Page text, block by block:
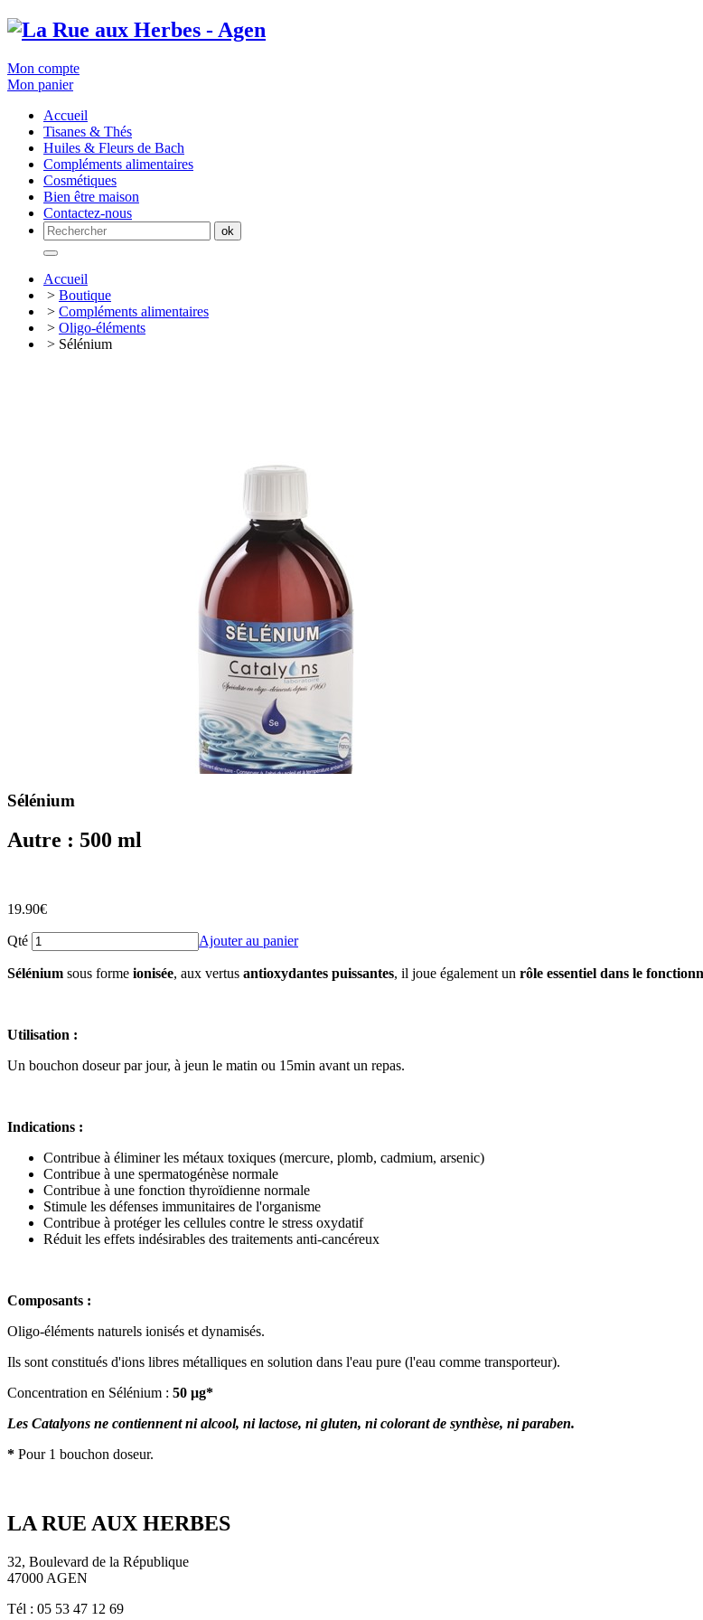
Mon compte
Mon panier
Accueil
Tisanes & Thés
Huiles & Fleurs de Bach
Compléments alimentaires
Cosmétiques
Bien être maison
Contactez-nous
Accueil
> Boutique
> Compléments alimentaires
> Oligo-éléments
> Sélénium
Sélénium
Autre : 500 ml
19.90€
Qté Ajouter au panier
Sélénium sous forme ionisée, aux vertus antioxydantes puissantes, il joue également un rôle essentiel dans le
Utilisation :
Un bouchon doseur par jour, à jeun le matin ou 15min avant un repas.
Indications :
Contribue à éliminer les métaux toxiques (mercure, plomb, cadmium, arsenic)
Contribue à une spermatogénèse normale
Contribue à une fonction thyroïdienne normale
Stimule les défenses immunitaires de l'organisme
Contribue à protéger les cellules contre le stress oxydatif
Réduit les effets indésirables des traitements anti-cancéreux
Composants :
Oligo-éléments naturels ionisés et dynamisés.
Ils sont constitués d'ions libres métalliques en solution dans l'eau pure (l'eau comme transporteur).
Concentration en Sélénium : 50 μg*
Les Catalyons ne contiennent ni alcool, ni lactose, ni gluten, ni colorant de synthèse, ni paraben.
* Pour 1 bouchon doseur.
LA RUE AUX HERBES
32, Boulevard de la République
47000 AGEN
Tél : 05 53 47 12 69